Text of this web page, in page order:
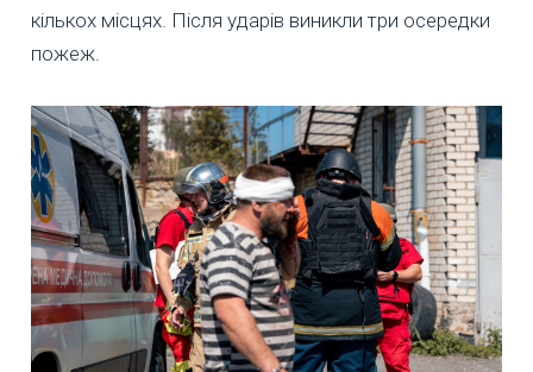
кількох місцях. Після ударів виникли три осередки
пожеж.